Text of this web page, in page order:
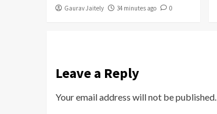
Gaurav Jaitely 34 minutes ago 0
Leave a Reply
Your email address will not be published.